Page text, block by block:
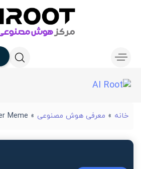
خانه » معرفی هوش مصنوعی »
Meme